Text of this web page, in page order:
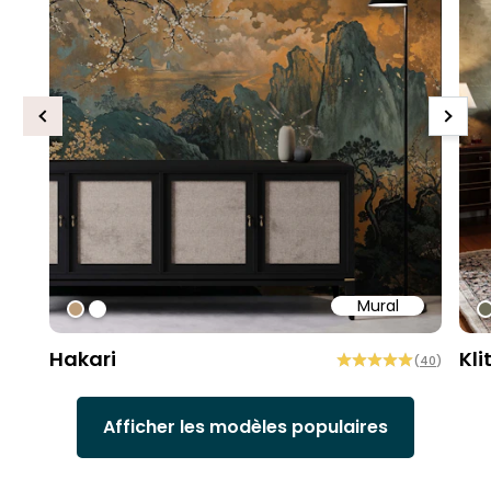
Mural
#bd9e7a
#ffffff
Hakari (40)
Previous Next
Afficher les modèles populaires